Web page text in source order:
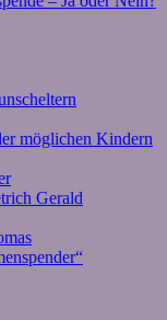
möglichen Kindern
Gerald